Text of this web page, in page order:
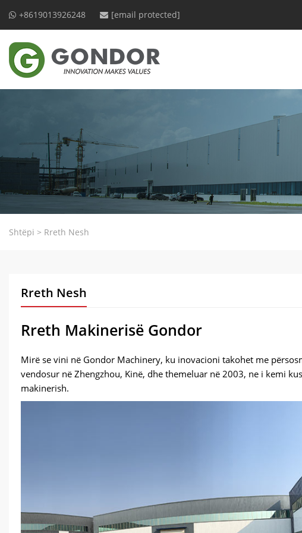
+8619013926248 [email protected]
Shtëpi > Rreth Nesh
Rreth Nesh
Rreth Makinerisë Gondor
Mirë se vini në Gondor Machinery, ku inovacioni takohet me
vendosur në Zhengzhou, Kinë, dhe themeluar në 2003, ne i kemi
makinerish.